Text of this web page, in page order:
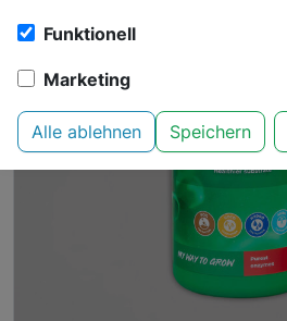
Funktionell
Marketing
Alle ablehnen Speichern